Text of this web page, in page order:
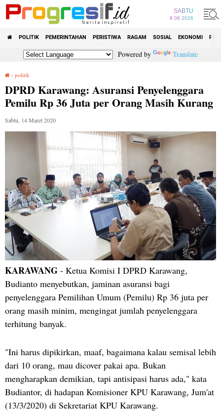
SABTU
8 08 2026
POLITIK PEMERINTAHAN PERISTIWA RAGAM SOSIAL EKONOMI
Powered by Translate
› politik
DPRD Karawang: Asuransi Penyelenggara
Pemilu Rp 36 Juta per Orang Masih Kurang
Sabtu, 14 Maret 2020
KARAWANG - Ketua Komisi I DPRD Karawang,
Budianto menyebutkan, jaminan asuransi bagi
penyelenggara Pemilihan Umum (Pemilu) Rp 36 juta per
orang masih minim, mengingat jumlah penyelenggara
terhitung banyak.
"Ini harus dipikirkan, maaf, bagaimana kalau semisal lebih
dari 10 orang, mau dicover pakai apa. Bukan
mengharapkan demikian, tapi antisipasi harus ada," kata
Budiantor, di hadapan Komisioner KPU Karawang, Jum'at
(13/3/2020) di Sekretariat KPU Karawang.